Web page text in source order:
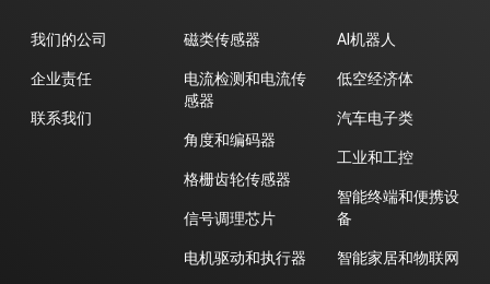
我们的公司
企业责任
联系我们
磁类传感器
电流检测和电流传
感器
角度和编码器
格栅齿轮传感器
信号调理芯片
电机驱动和执行器
AI机器人
低空经济体
汽车电子类
工业和工控
智能终端和便携设
备
智能家居和物联网